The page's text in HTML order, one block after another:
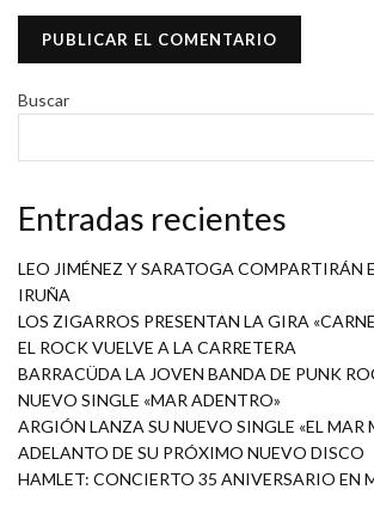
Buscar
Entradas recientes
LEO JIMÉNEZ Y SARATOGA COMPARTIRÁN
IRUÑA
LOS ZIGARROS PRESENTAN LA GIRA
EL ROCK VUELVE A LA CARRETERA
BARRACÜDA LA JOVEN BANDA DE PUNK
NUEVO SINGLE «MAR ADENTRO»
ARGIÓN LANZA SU NUEVO SINGLE «EL MAR
ADELANTO DE SU PRÓXIMO NUEVO DISCO
HAMLET: CONCIERTO 35 ANIVERSARIO EN